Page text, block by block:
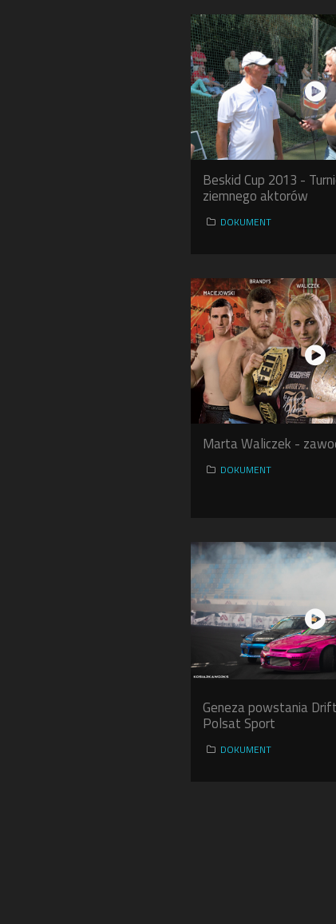
Beskid Cup 2013 -
ziemnego aktorów
DOKUMENT
Marta Waliczek -
DOKUMENT
Geneza powstania
Polsat Sport
DOKUMENT